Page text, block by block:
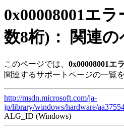
0x00008001エ
数8桁)： 関連の
このページでは、 0x00008001エ
関連するサポートページの一覧
http://msdn.microsoft.com/ja-
jp/library/windows/hardware/
ALG_ID (Windows)